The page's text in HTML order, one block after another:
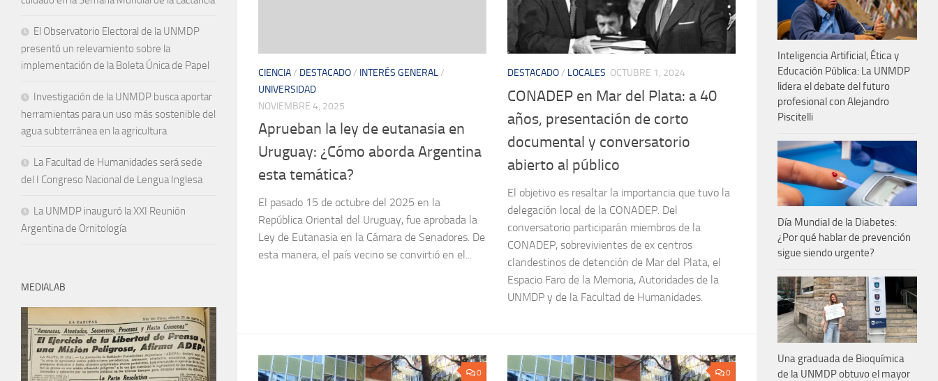
CIENCIA/ DESTACADO/ INTERÉS GENERAL/
UNIVERSIDAD
NOVIEMBRE 4, 2025
Aprueban la ley de eutanasia en
Uruguay: ¿Cómo aborda Argentina
esta temática?
El pasado 15 de octubre del 2025 en la
República Oriental del Uruguay, fue aprobada la
Ley de Eutanasia en la Cámara de Senadores. De
esta manera, el país vecino se convirtió en el...
DESTACADO/ LOCALES OCTUBRE 1, 2024
CONADEP en Mar del Plata: a 40
años, presentación de corto
documental y conversatorio
abierto al público
El objetivo es resaltar la importancia que tuvo la
delegación local de la CONADEP. Del
conversatorio participarán miembros de la
CONADEP, sobrevivientes de ex centros
clandestinos de detención de Mar del Plata, el
Espacio Faro de la Memoria, Autoridades de la
UNMDP y de la Facultad de Humanidades.
0 0
El Observatorio Electoral de la UNMDP
presentó un relevamiento sobre la
implementación de la Boleta Única de Papel
Investigación de la UNMDP busca aportar
herramientas para un uso más sostenible del
agua subterránea en la agricultura
La Facultad de Humanidades será sede
del I Congreso Nacional de Lengua Inglesa
La UNMDP inauguró la XXI Reunión
Argentina de Ornitología
MEDIALAB
Inteligencia Artificial, Ética y
Educación Pública: La UNMDP
lidera el debate del futuro
profesional con Alejandro
Piscitelli
Día Mundial de la Diabetes:
¿Por qué hablar de prevención
sigue siendo urgente?
Una graduada de Bioquímica
de la UNMDP obtuvo el mayor